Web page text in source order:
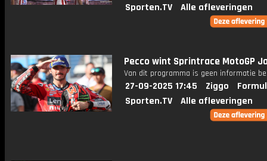
Sporten.TV
Alle afleveringen
Pecco wint Sprintrace MotoGP
Van dit programma is geen informatie
27-09-2025 17:45 Ziggo
Sporten.TV
Alle afleveringen